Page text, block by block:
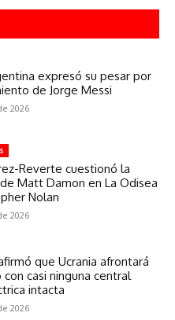
expresó su pesar por
de Jorge Messi
2026
Reverte cuestionó la
Matt Damon en La Odisea
Nolan
2026
que Ucrania afrontará
con casi ninguna central
intacta
2026